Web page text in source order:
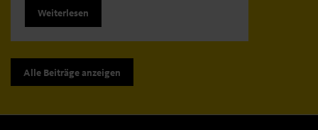
Weiterlesen
Alle Beiträge anzeigen